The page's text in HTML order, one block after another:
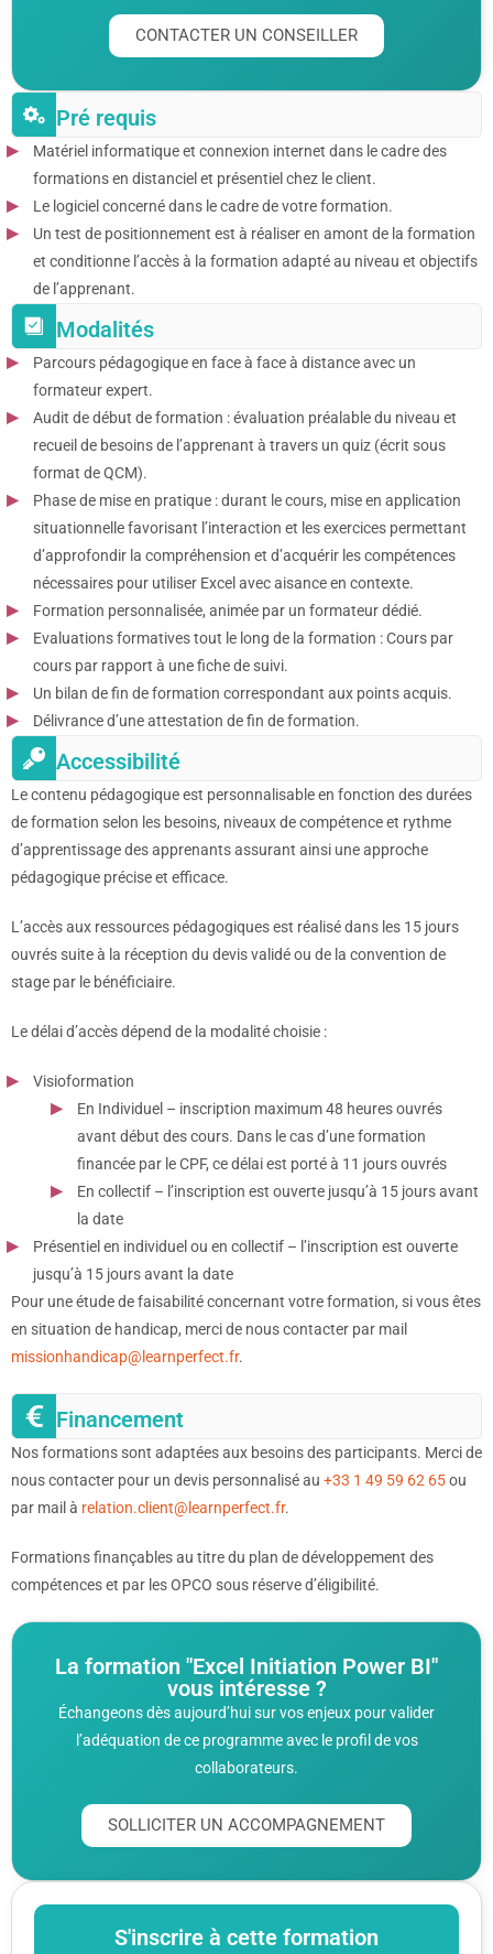
CONTACTER UN CONSEILLER
Pré requis
Matériel informatique et connexion internet dans le cadre des
formations en distanciel et présentiel chez le client.
Le logiciel concerné dans le cadre de votre formation.
Un test de positionnement est à réaliser en amont de la formation
et conditionne l’accès à la formation adapté au niveau et objectifs
de l’apprenant.
Modalités
Parcours pédagogique en face à face à distance avec un
formateur expert.
Audit de début de formation : évaluation préalable du niveau et
recueil de besoins de l’apprenant à travers un quiz (écrit sous
format de QCM).
Phase de mise en pratique : durant le cours, mise en application
situationnelle favorisant l’interaction et les exercices permettant
d’approfondir la compréhension et d’acquérir les compétences
nécessaires pour utiliser Excel avec aisance en contexte.
Formation personnalisée, animée par un formateur dédié.
Evaluations formatives tout le long de la formation : Cours par
cours par rapport à une fiche de suivi.
Un bilan de fin de formation correspondant aux points acquis.
Délivrance d’une attestation de fin de formation.
Accessibilité
Le contenu pédagogique est personnalisable en fonction des durées
de formation selon les besoins, niveaux de compétence et rythme
d’apprentissage des apprenants assurant ainsi une approche
pédagogique précise et efficace.
L’accès aux ressources pédagogiques est réalisé dans les 15 jours
ouvrés suite à la réception du devis validé ou de la convention de
stage par le bénéficiaire.
Le délai d’accès dépend de la modalité choisie :
Visioformation
En Individuel – inscription maximum 48 heures ouvrés
avant début des cours. Dans le cas d’une formation
financée par le CPF, ce délai est porté à 11 jours ouvrés
En collectif – l’inscription est ouverte jusqu’à 15 jours avant
la date
Présentiel en individuel ou en collectif – l’inscription est ouverte
jusqu’à 15 jours avant la date
Pour une étude de faisabilité concernant votre formation, si vous êtes
en situation de handicap, merci de nous contacter par mail
missionhandicap@learnperfect.fr.
Financement
Nos formations sont adaptées aux besoins des participants. Merci de
nous contacter pour un devis personnalisé au +33 1 49 59 62 65ou
par mail à relation.client@learnperfect.fr.
Formations finançables au titre du plan de développement des
compétences et par les OPCO sous réserve d’éligibilité.
La formation "Excel Initiation Power BI"
vous intéresse ?
Échangeons dès aujourd’hui sur vos enjeux pour valider
l’adéquation de ce programme avec le profil de vos
collaborateurs.
SOLLICITER UN ACCOMPAGNEMENT
S'inscrire à cette formation